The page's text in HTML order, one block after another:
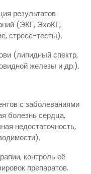
результатов
(ЭКГ, ЭхоКГ,
стресс-тесты).
(липидный спектр,
железы и др.).
с заболеваниями
болезнь сердца,
недостаточность,
контроль её
препаратов.